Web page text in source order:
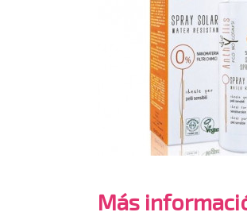
Más